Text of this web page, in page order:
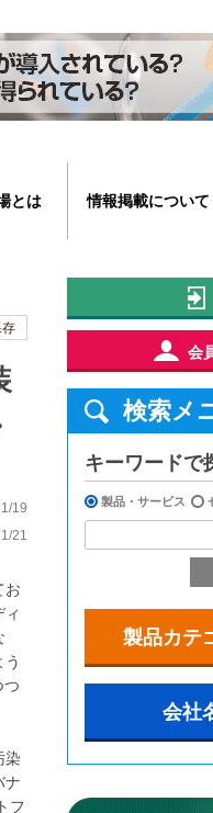
とは 情報掲載について
19
21
お
つ
染
ナ
フ
会
検索メ
キーワードで
製品・サービス
製品カテ
会社